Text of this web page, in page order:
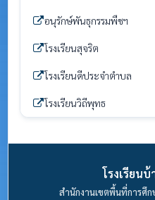
อนุรักษ์พันธุกรรมพืชฯ
โรงเรียนสุจริต
โรงเรียนดีประจำตำบล
โรงเรียนวิถีพุทธ
โรงเรียน
สำนักงานเขตพื้นที่การศึ